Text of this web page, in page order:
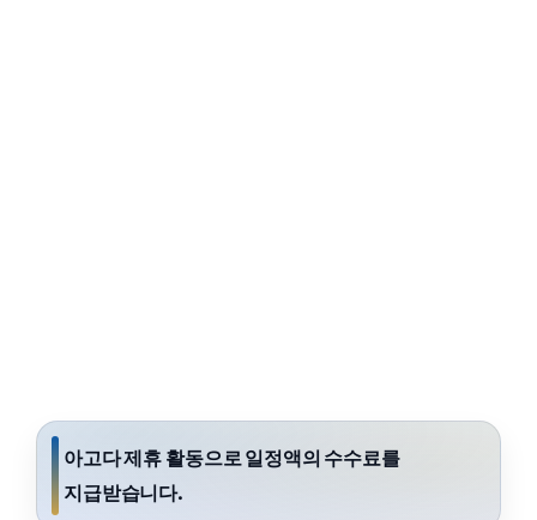
아고다 제휴 활동으로 일정액의 수수료를
지급받습니다.